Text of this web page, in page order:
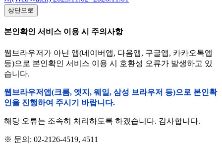
상단으로
본인확인 서비스 이용 시 주의사항
웹브라우저가 아닌 앱(네이버앱, 다음앱, 구글앱, 카카오톡앱
등)으로 본인확인 서비스 이용 시 호환성 오류가 발생하고 있
습니다.
웹브라우저앱(크롬, 엣지, 웨일, 삼성 브라우저 등)으로 본인확
인을 진행하여 주시기 바랍니다.
해당 오류는 조속히 처리하도록 하겠습니다. 감사합니다.
※ 문의: 02-2126-4519, 4511